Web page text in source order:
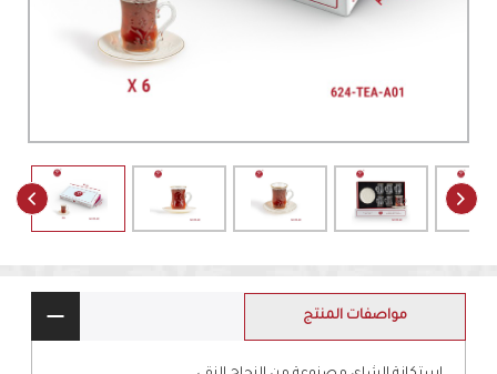
مواصفات المنتج